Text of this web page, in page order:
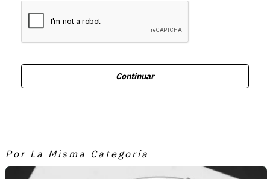
Continuar
Por La Misma Categoría